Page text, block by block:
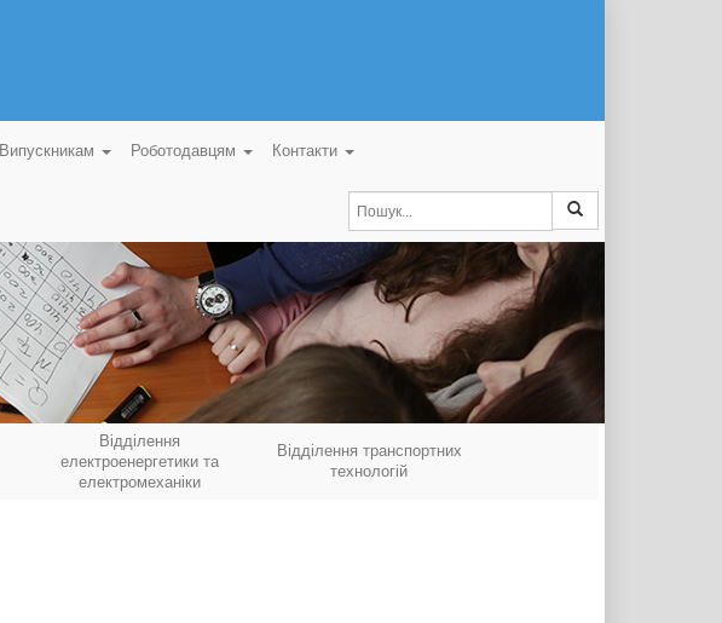
Випускникам Роботодавцям Контакти
Відділення
електроенергетики та
електромеханіки
Відділення транспортних
технологій